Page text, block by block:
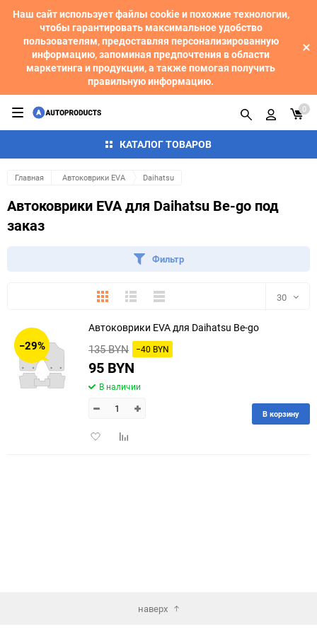
Наш сайт использует файлы cookie и похожие технологии,
чтобы гарантировать максимальное удобство
пользователям, предоставляя персонализированную
информацию, запоминая предпочтения в области
маркетинга и продукции, а также помогая получить
правильную информацию.
КАТАЛОГ ТОВАРОВ
0
Главная Автоковрики EVA Daihatsu
Автоковрики EVA для Daihatsu Be-go под
заказ
Фильтр
ПлиткаПодробноКомпактно 30
150
−29%
Автоковрики EVA для Daihatsu Be-go
135 BYN −40 BYN
95 BYN
В наличии
ДобавитьДобавить
В корзину
наверх